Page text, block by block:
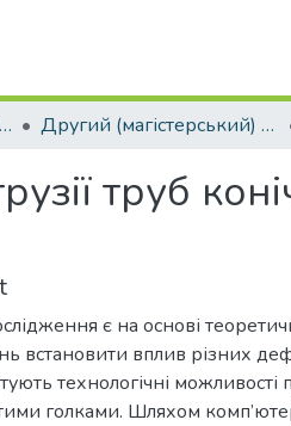
Кафедра обробки металів тиском та спецтехнологій Другий (магістерський) рівень
труб
є на основі
встановити вплив різних
технологічні можливості
голками. Шляхом